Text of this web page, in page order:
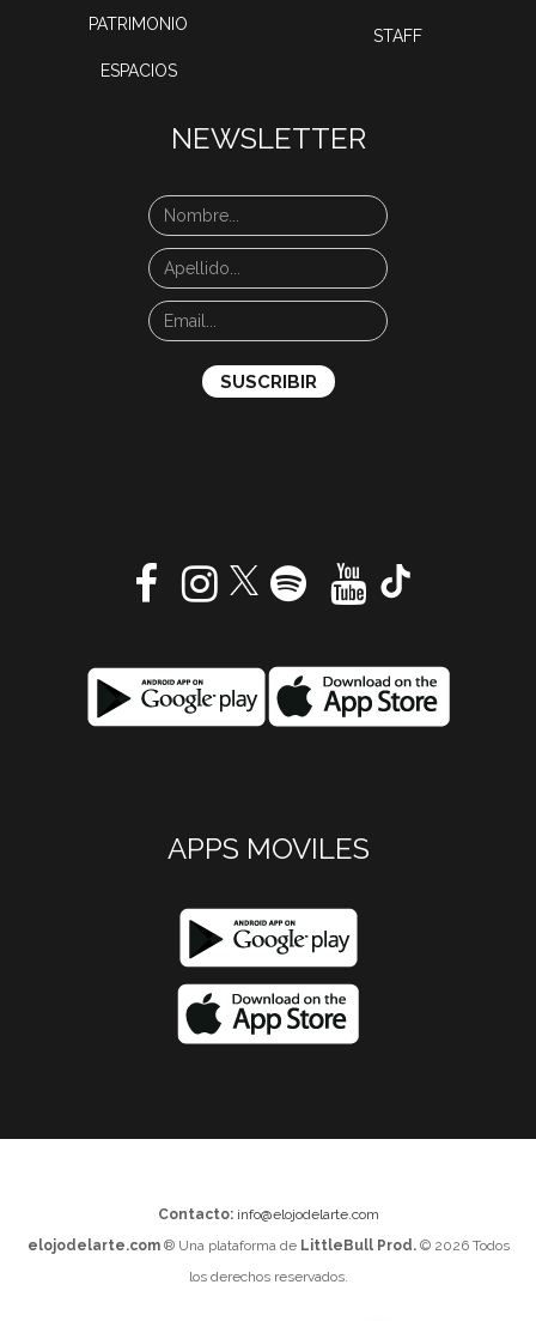
PATRIMONIO
ESPACIOS
STAFF
NEWSLETTER
APPS MOVILES
Contacto: info@elojodelarte.com
elojodelarte.com® Una plataforma de LittleBull Prod.© 2026 Todos
los derechos reservados.